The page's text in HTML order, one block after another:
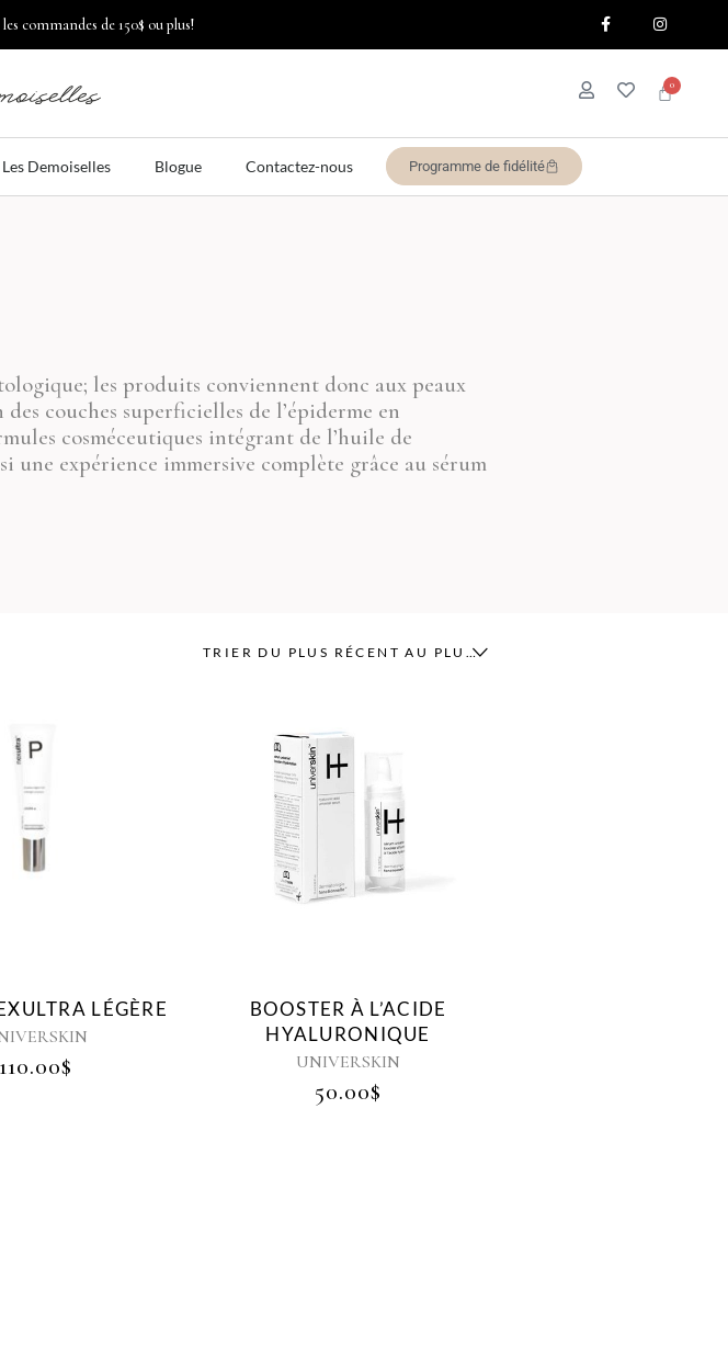
commandes de 150$ ou plus!
Demoiselles Blogue Contactez-nous Programme de fidélité
les produits conviennent donc aux peaux
couches superficielles de l’épiderme en
cosméceutiques intégrant de l’huile de
une expérience immersive complète grâce au sérum
TRIER DU PLUS RÉCENT AU PLUS ANCIEN
LÉGÈRE
110.00$
BOOSTER À L’ACIDE
HYALURONIQUE
UNIVERSKIN
50.00$